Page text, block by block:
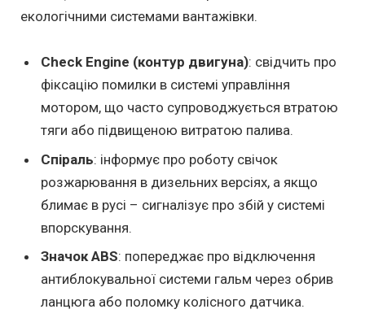
екологічними системами вантажівки.
Check Engine (контур двигуна): свідчить про
фіксацію помилки в системі управління
мотором, що часто супроводжується втратою
тяги або підвищеною витратою палива.
Спіраль: інформує про роботу свічок
розжарювання в дизельних версіях, а якщо
блимає в русі – сигналізує про збій у системі
впорскування.
Значок ABS: попереджає про відключення
антиблокувальної системи гальм через обрив
ланцюга або поломку колісного датчика.